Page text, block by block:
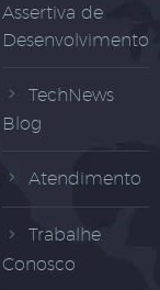
Assertiva de
Desenvolvimento
TechNews
Blog
Atendimento
Trabalhe
Conosco